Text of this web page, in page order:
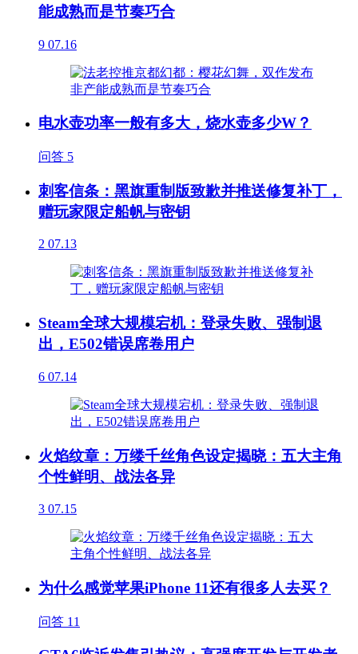
能成熟而是节奏巧合
9 07.16
电水壶功率一般有多大，烧水壶多少W？
问答 5
刺客信条：黑旗重制版致歉并推送修复补丁，
赠玩家限定船帆与密钥
2 07.13
Steam全球大规模宕机：登录失败、强制退
出，E502错误席卷用户
6 07.14
火焰纹章：万缕千丝角色设定揭晓：五大主角
个性鲜明、战法各异
3 07.15
为什么感觉苹果iPhone 11还有很多人去买？
问答 11